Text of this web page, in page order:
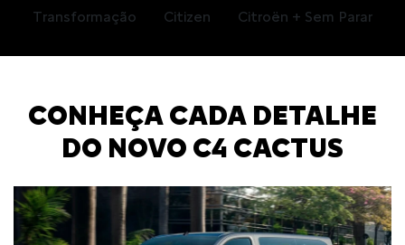
Transformação
Citizen Citroën + Sem Parar
CONHEÇA CADA DETALHE
DO NOVO C4 CACTUS